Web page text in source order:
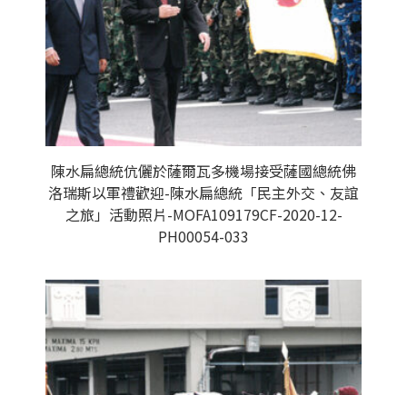
陳水扁總統伉儷於薩爾瓦多機場接受薩國總統佛
洛瑞斯以軍禮歡迎-陳水扁總統「民主外交、友誼
之旅」活動照片-MOFA109179CF-2020-12-
PH00054-033